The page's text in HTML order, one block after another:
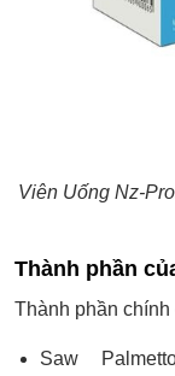
Viên Uống Nz-
Thành phần
Thành phần
Saw